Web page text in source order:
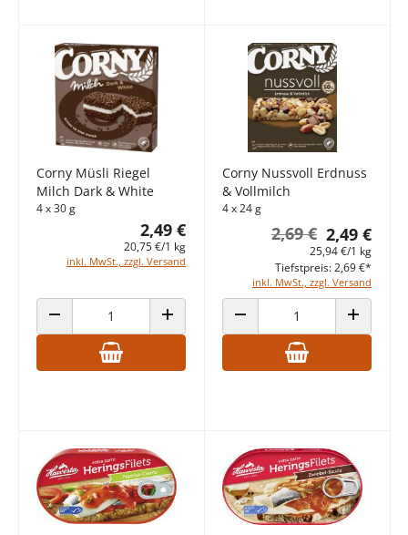
Corny Müsli Riegel
Milch Dark & White
4 x 30 g
2,49 €
20,75 €/1 kg
inkl. MwSt., zzgl. Versand
ANZAHL VERRINGERN ANZAHL ERHÖHEN
Corny Nussvoll Erdnuss
& Vollmilch
4 x 24 g
2,49 €
2,69 €
25,94 €/1 kg
inkl. MwSt., zzgl. Versand
Tiefstpreis: 2,69 €*
ANZAHL VERRINGERN ANZAHL